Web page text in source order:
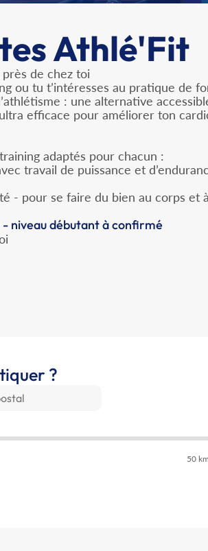
Athlé'Fit
de chez toi
ou tu t’intéresses au pratique de
: une alternative
efficace pour améliorer ton
adaptés pour chacun :
travail de puissance et
- pour se faire du bien au corps et à
niveau débutant à confirmé
?
50 km